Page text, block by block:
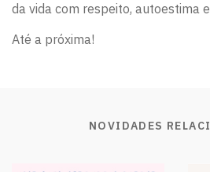
da vida com respeito, autoestima
Até a próxima!
NOVIDADES